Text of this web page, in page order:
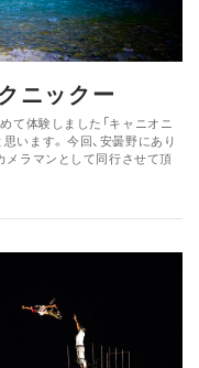
ニックー
て体験しました「キャニオニ
います。 今回、安曇野にあり
ラマンとして同行させて頂